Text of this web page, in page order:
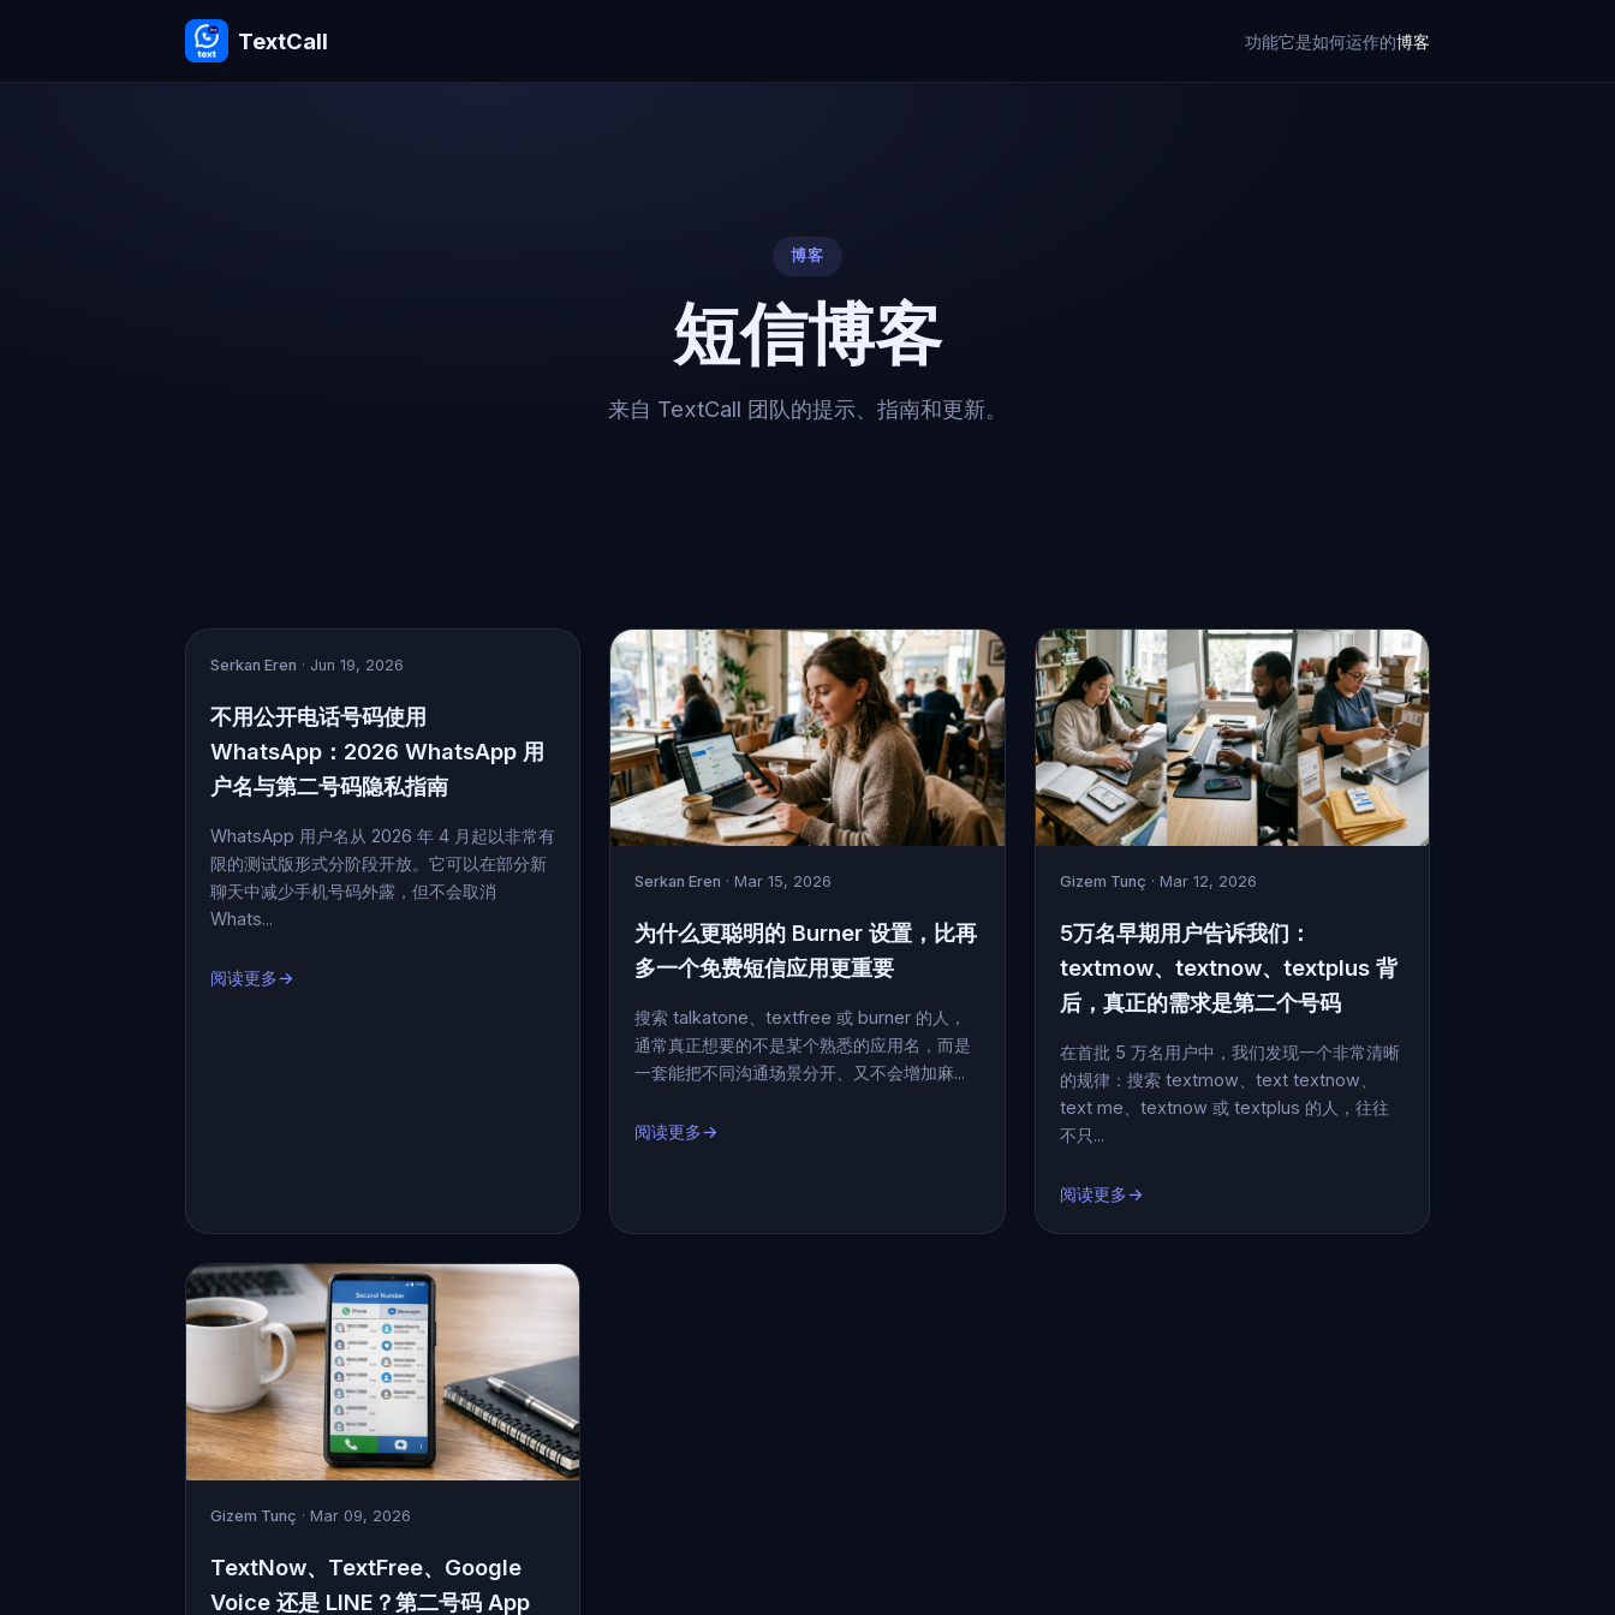
TextCall 功能它是如何运作的博客
博客
短信博客
来自 TextCall 团队的提示、指南和更新。
Serkan Eren · Jun 19, 2026
不用公开电话号码使用
WhatsApp：2026 WhatsApp 用
户名与第二号码隐私指南
WhatsApp 用户名从 2026 年 4 月起以非常有
限的测试版形式分阶段开放。它可以在部分新
聊天中减少手机号码外露，但不会取消
Whats...
阅读更多→
Serkan Eren · Mar 15, 2026
为什么更聪明的 Burner 设置，比再
多一个免费短信应用更重要
搜索 talkatone、textfree 或 burner 的人，
通常真正想要的不是某个熟悉的应用名，而是
一套能把不同沟通场景分开、又不会增加麻...
阅读更多→
Gizem Tunç · Mar 12, 2026
5万名早期用户告诉我们：
textmow、textnow、textplus 背
后，真正的需求是第二个号码
在首批 5 万名用户中，我们发现一个非常清晰
的规律：搜索 textmow、text textnow、
text me、textnow 或 textplus 的人，往往
不只...
阅读更多→
Gizem Tunç · Mar 09, 2026
TextNow、TextFree、Google
Voice 还是 LINE？第二号码 App